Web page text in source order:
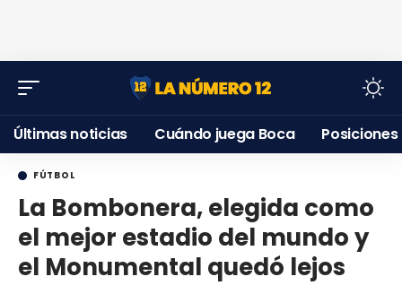
Últimas noticias Cuándo juega Boca Posiciones
FÚTBOL
La Bombonera, elegida como
el mejor estadio del mundo y
el Monumental quedó lejos